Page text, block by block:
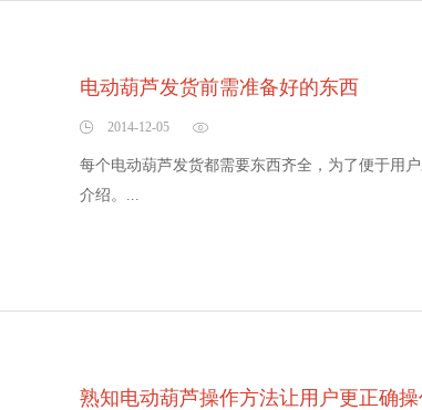
电动葫芦发货前需准备好的东西
2014-12-05
每个电动葫芦发货都需要东西齐全，为了便于用
介绍。...
熟知电动葫芦操作方法让用户更正确